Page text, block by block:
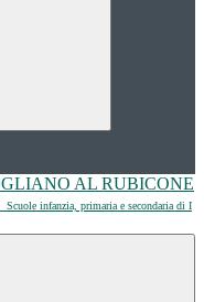
Scuole infanzia, primaria e secondaria di I